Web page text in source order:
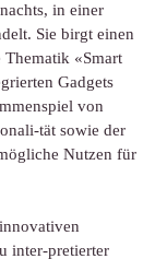
in einer
Sie birgt einen
«Smart
Gadgets
von
tät sowie der
Nutzen für
inter-pretierter